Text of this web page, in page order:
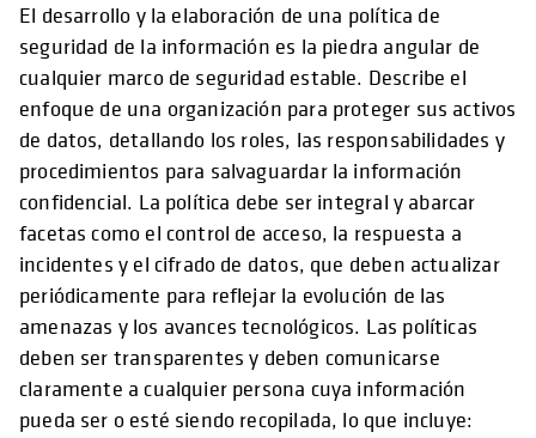
El desarrollo y la elaboración de una política de
seguridad de la información es la piedra angular de
cualquier marco de seguridad estable. Describe el
enfoque de una organización para proteger sus activos
de datos, detallando los roles, las responsabilidades y
procedimientos para salvaguardar la información
confidencial. La política debe ser integral y abarcar
facetas como el control de acceso, la respuesta a
incidentes y el cifrado de datos, que deben actualizar
periódicamente para reflejar la evolución de las
amenazas y los avances tecnológicos. Las políticas
deben ser transparentes y deben comunicarse
claramente a cualquier persona cuya información
pueda ser o esté siendo recopilada, lo que incluye: